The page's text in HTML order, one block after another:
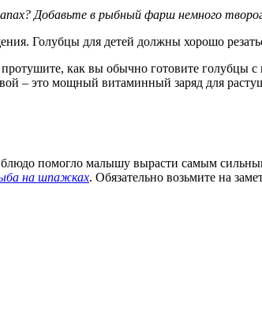
Добавьте в рыбный фарш немного
Голубцы для детей должны хорошо
как вы обычно готовите голубцы
– это мощный витаминный заряд для
помогло малышу вырасти самым
на шпажках. Обязательно возьмите на